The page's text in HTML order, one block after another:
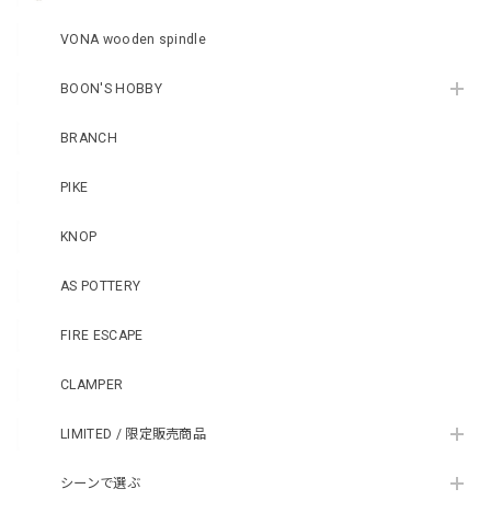
VONA wooden spindle
BOON'S HOBBY
BRANCH
PIKE
KNOP
AS POTTERY
FIRE ESCAPE
CLAMPER
LIMITED / 限定販売商品
シーンで選ぶ